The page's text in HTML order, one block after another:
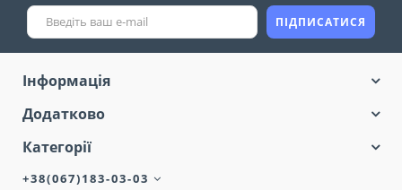
ПІДПИСАТИСЯ
Інформація
Додатково
Категорії
+38(067)183-03-03